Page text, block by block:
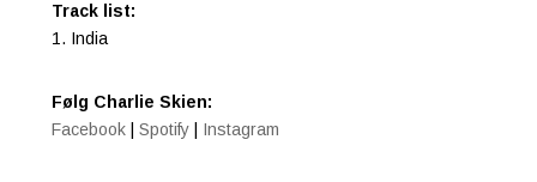
Track list:
1. India
Følg Charlie Skien:
Facebook| Spotify| Instagram